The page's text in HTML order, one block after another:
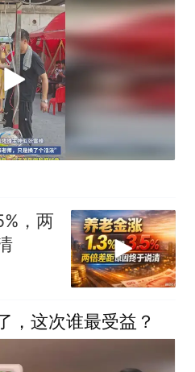
，两
，这次谁最受益？